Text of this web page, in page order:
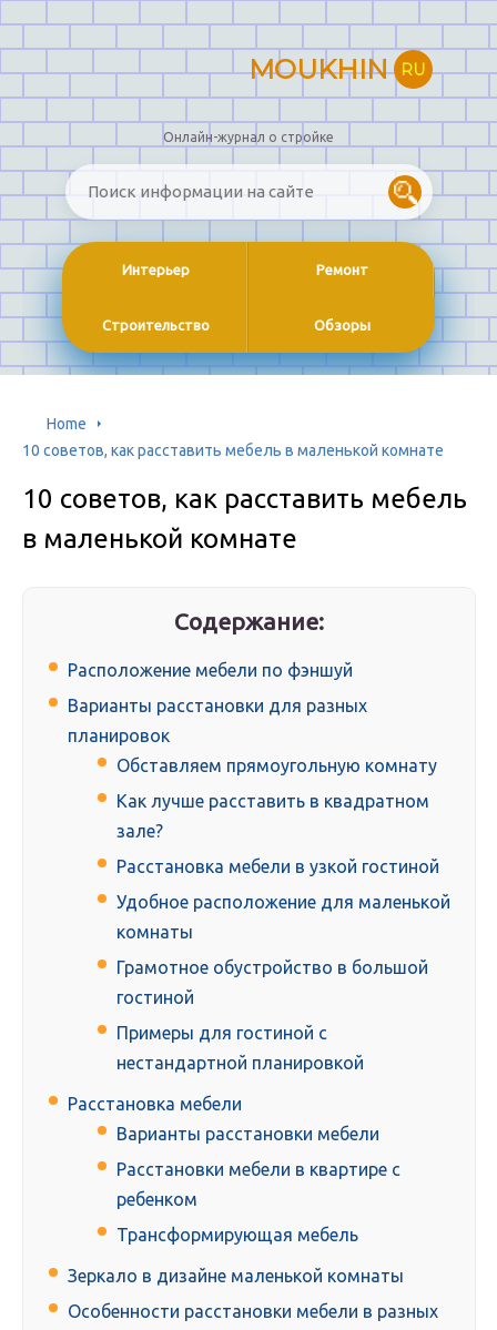
MOUKHIN RU
Онлайн-журнал о стройке
Интерьер Ремонт
Строительство Обзоры
Home
10 советов, как расставить мебель в маленькой комнате
10 советов, как расставить мебель
в маленькой комнате
Содержание:
Расположение мебели по фэншуй
Варианты расстановки для разных
планировок
Обставляем прямоугольную комнату
Как лучше расставить в квадратном
зале?
Расстановка мебели в узкой гостиной
Удобное расположение для маленькой
комнаты
Грамотное обустройство в большой
гостиной
Примеры для гостиной с
нестандартной планировкой
Расстановка мебели
Варианты расстановки мебели
Расстановки мебели в квартире с
ребенком
Трансформирующая мебель
Зеркало в дизайне маленькой комнаты
Особенности расстановки мебели в разных